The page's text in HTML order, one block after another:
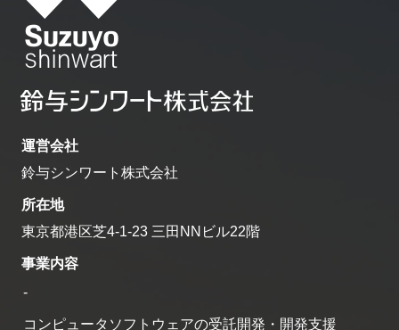
運営会社
鈴与シンワート株式会社
所在地
東京都港区芝4-1-23 三田NNビル22階
事業内容
-
コンピュータソフトウェアの受託開発・開発支援